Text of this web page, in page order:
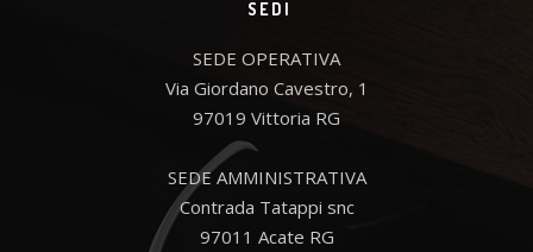
SEDI
SEDE OPERATIVA
Via Giordano Cavestro, 1
97019 Vittoria RG
SEDE AMMINISTRATIVA
Contrada Tatappi snc
97011 Acate RG